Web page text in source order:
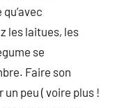
les laitues, les
se
Faire son
un peu ( voire plus !